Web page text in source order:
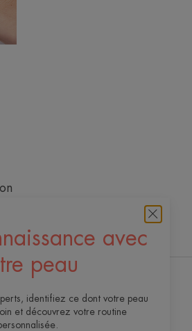
avec
peau
identifiez ce dont votre peau
et découvrez votre routine
pour
notre newsletter
là pour votre peau ! Tous nos conseils